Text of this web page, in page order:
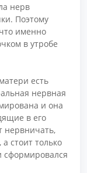
нерв
Поэтому
именно
в утробе
есть
нервная
и она
в его
нервничать,
стоит только
сформировался